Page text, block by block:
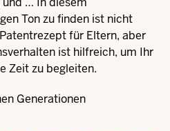
Ton zu finden ist nicht
für Eltern, aber
ist hilfreich, um Ihr
Zeit zu begleiten.